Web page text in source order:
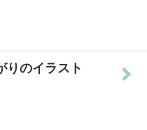
りのイラスト